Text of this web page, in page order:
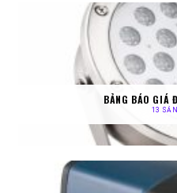
BẢNG BÁO GIÁ
13